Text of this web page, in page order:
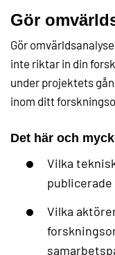
Gör
Gör
inte riktar in din
under projektets
inom ditt
Det här och
Vilka
Vilka